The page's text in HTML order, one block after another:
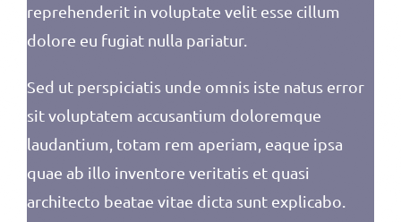
reprehenderit in voluptate velit esse cillum
dolore eu fugiat nulla pariatur.
Sed ut perspiciatis unde omnis iste natus error
sit voluptatem accusantium doloremque
laudantium, totam rem aperiam, eaque ipsa
quae ab illo inventore veritatis et quasi
architecto beatae vitae dicta sunt explicabo.